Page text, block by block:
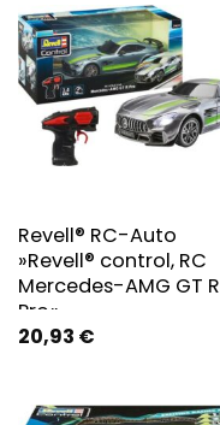
Revell® RC-Auto
»Revell® control, RC
Mercedes-AMG GT R
Pro«
20,93 €